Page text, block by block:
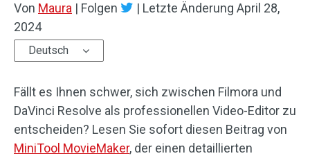
Seitenverhältnis
Geschwindigkeit anpassen/umkehren
Audioeffekte
Text/Elemente
Video-Konverter
Online-Video-Downloader
Von Maura | Folgen | Letzte Änderung April 28,
2024
Deutsch
Fällt es Ihnen schwer, sich zwischen Filmora und
DaVinci Resolve als professionellen Video-Editor zu
entscheiden? Lesen Sie sofort diesen Beitrag von
MiniTool MovieMaker, der einen detaillierten